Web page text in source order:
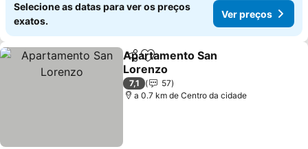
Selecione as datas para ver os preços
exatos.
Ver preços
PartilharAdicionar aos favoritos
Apartamento San
Lorenzo
7,1
57
a 0.7 km de Centro da cidade